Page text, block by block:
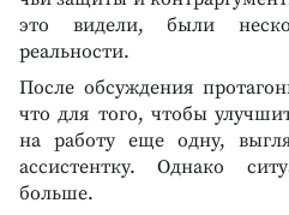
это видели, были
реальности.
После обсуждения
что для того, чтобы
на работу еще одну,
ассистентку. Однако
больше.